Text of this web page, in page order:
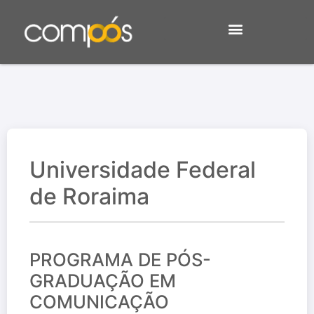
Universidade Federal
de Roraima
PROGRAMA DE PÓS-
GRADUAÇÃO EM
COMUNICAÇÃO